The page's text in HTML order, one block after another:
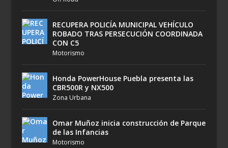
RECUPERA POLICÍA MUNICIPAL VEHÍCULO
ROBADO TRAS PERSECUCIÓN COORDINADA
CON C5
Motorismo
Honda PowerHouse Puebla presenta las
CBR500R y NX500
Zona Urbana
Omar Muñoz inicia construcción de Parque
de las Infancias
Motorismo